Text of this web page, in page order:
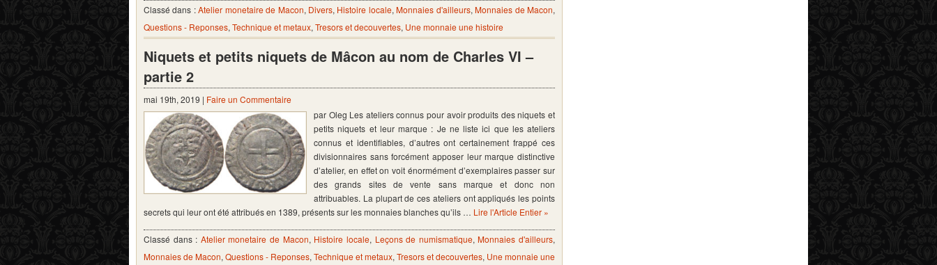
Classé dans :Atelier monetaire de Macon, Divers, Histoire locale,Monnaies d'ailleurs,Monnaies de Macon,
Questions - Reponses, Technique et metaux, Tresors et decouvertes, Une monnaie une histoire
Niquets et petits niquets de Mâcon au nom de Charles VI –
partie 2
mai 19th, 2019 | Faire un Commentaire
par Oleg Les ateliers connus pour avoir produits des niquets et
petits niquets et leur marque : Je ne liste ici que les ateliers
connus et identifiables, d’autres ont certainement frappé ces
divisionnaires sans forcément apposer leur marque distinctive
d’atelier, en effet on voit énormément d’exemplaires passer sur
des grands sites de vente sans marque et donc non
attribuables. La plupart de ces ateliers ont appliqués les points
secrets qui leur ont été attribués en 1389, présents sur les monnaies blanches qu’ils … Lire l'Article Entier »
Classé dans : Atelier monetaire de Macon, Histoire locale, Leçons de numismatique,Monnaies d'ailleurs,
Monnaies de Macon, Questions - Reponses, Technique et metaux, Tresors et decouvertes, Une monnaie une